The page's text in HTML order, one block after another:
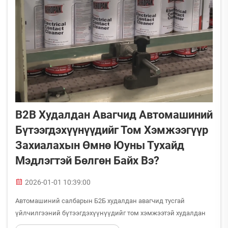
B2B Худалдан Авагчид Автомашиний
Бүтээгдэхүүнүүдийг Том Хэмжээгүүр
Захиалахын Өмнө Юуны Тухайд
Мэдлэгтэй Бөлгөн Байх Вэ?
2026-01-01 10:39:00
Автомашиний салбарын Б2Б худалдан авагчид тусгай
үйлчилгээний бүтээгдэхүүнүүдийг том хэмжээтэй худалдан
авах үед онцгой дуулга хүндэтгэлтүүдтэй тулгардаг. Том